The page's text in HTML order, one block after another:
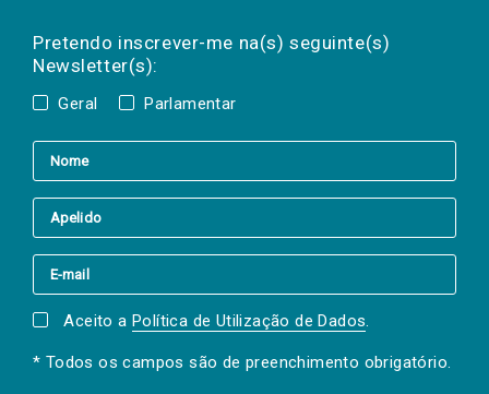
Pretendo inscrever-me na(s) seguinte(s)
Newsletter(s):
Geral Parlamentar
a(s) newsletter(s).
mail
Aceito a Política de Utilização de Dados.
* Todos os campos são de preenchimento obrigatório.